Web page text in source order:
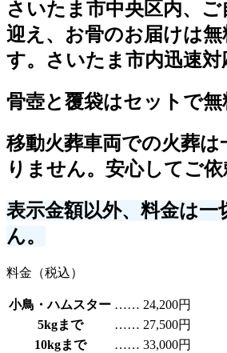
さいたま市中央区内、
迎え、お骨のお届けは
す。さいたま市内迅速対
骨壺と覆袋はセットで無
移動火葬車両での火葬は
りません。安心してご依
表示金額以外、料金は一
ん。
料金（税込）
小鳥・ハムスター …… 24,200円
5kgまで
…… 27,500円
10kgまで
…… 33,000円